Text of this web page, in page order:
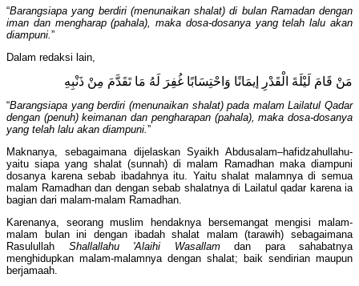
“Barangsiapa yang berdiri (menunaikan shalat) di bulan Ramadan dengan
iman dan mengharap (pahala), maka dosa-dosanya yang telah lalu akan
diampuni.”
Dalam redaksi lain,
مَنْ قَامَ لَيْلَةَ الْقَدْرِ إيمَانًا وَاحْتِسَابًا غُفِرَ لَهُ مَا تَقَدَّمَ مِنْ ذَنْبِهِ
“Barangsiapa yang berdiri (menunaikan shalat) pada malam Lailatul Qadar
dengan (penuh) keimanan dan pengharapan (pahala), maka dosa-dosanya
yang telah lalu akan diampuni.”
Maknanya, sebagaimana dijelaskan Syaikh Abdusalam–hafidzahullahu-
yaitu siapa yang shalat (sunnah) di malam Ramadhan maka diampuni
dosanya karena sebab ibadahnya itu. Yaitu shalat malamnya di semua
malam Ramadhan dan dengan sebab shalatnya di Lailatul qadar karena ia
bagian dari malam-malam Ramadhan.
Karenanya, seorang muslim hendaknya bersemangat mengisi malam-
malam bulan ini dengan ibadah shalat malam (tarawih) sebagaimana
Rasulullah Shallallahu 'Alaihi Wasallamdan para sahabatnya
menghidupkan malam-malamnya dengan shalat; baik sendirian maupun
berjamaah.